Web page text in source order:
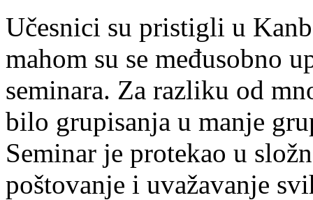
Učesnici su pristigli u
mahom su se međusobno
seminara. Za razliku od
bilo grupisanja u manje
Seminar je protekao u
poštovanje i uvažavanje